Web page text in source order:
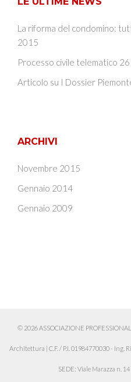
La riforma del condomino:
2015
Processo civile telematico
Articolo su I Dossier
ARCHIVI
Novembre 2015
Gennaio 2014
Gennaio 2009
© 2026 ASSOCIAZIONE
Architettura | C.F. / P.I. 01984770030 - Ing.
SEDE: Viale Marazza n.